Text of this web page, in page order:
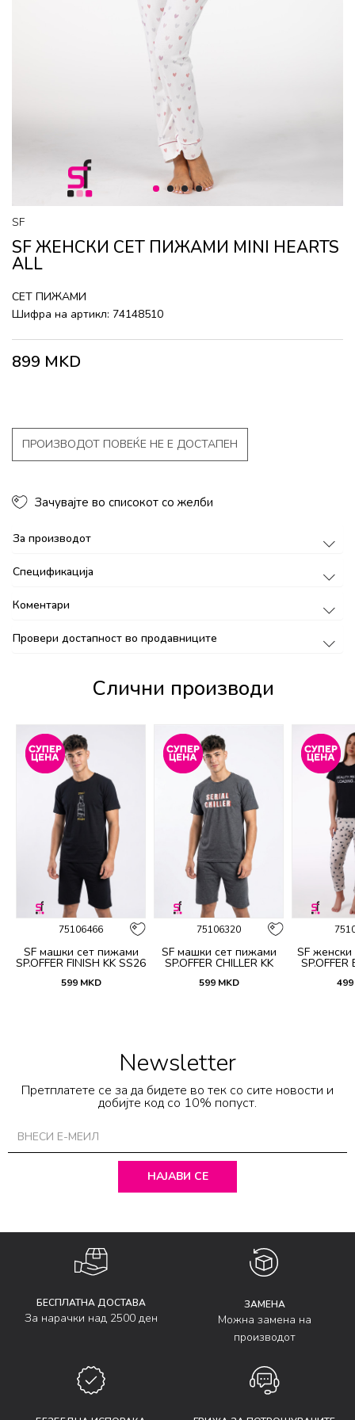
1 2 3 4
SF
SF ЖЕНСКИ СЕТ ПИЖАМИ MINI HEARTS
ALL
СЕТ ПИЖАМИ
Шифра на артикл: 74148510
899 MKD
ПРОИЗВОДОТ ПОВЕЌЕ НЕ Е ДОСТАПЕН
Зачувајте во списокот со желби
За производот
Спецификација
Коментари
Провери достапност во продавниците
Слични производи
75106466
SF машки сет пижами
SP.OFFER FINISH KK SS26
599 MKD
75106320
SF машки сет пижами
SP.OFFER CHILLER KK
599 MKD
SF
499
Newsletter
Претплатете се за да бидете во тек со сите новости и
добијте код со 10% попуст.
НАЈАВИ СЕ
БЕСПЛАТНА ДОСТАВА
За нарачки над 2500 ден
ЗАМЕНА
Можна замена на
производот